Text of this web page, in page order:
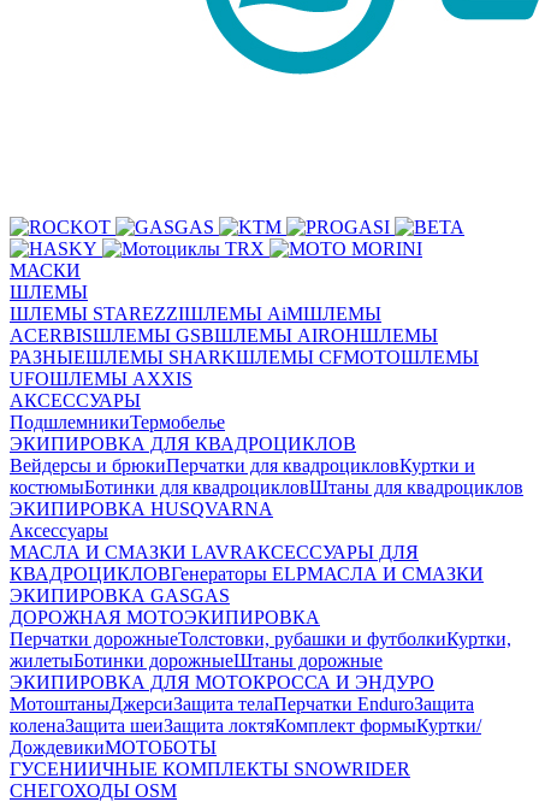
МАСКИ
ШЛЕМЫ
ШЛЕМЫ STAREZZIШЛЕМЫ AiMШЛЕМЫ
ACERBISШЛЕМЫ GSBШЛЕМЫ AIROHШЛЕМЫ
РАЗНЫЕШЛЕМЫ SHARKШЛЕМЫ CFMOTOШЛЕМЫ
UFOШЛЕМЫ AXXIS
АКСЕССУАРЫ
ПодшлемникиТермобелье
ЭКИПИРОВКА ДЛЯ КВАДРОЦИКЛОВ
Вейдерсы и брюкиПерчатки для квадроцикловКуртки и
костюмыБотинки для квадроцикловШтаны для квадроциклов
ЭКИПИРОВКА HUSQVARNA
Аксессуары
МАСЛА И СМАЗКИ LAVRАКСЕССУАРЫ ДЛЯ
КВАДРОЦИКЛОВГенераторы ELPМАСЛА И СМАЗКИ
ЭКИПИРОВКА GASGAS
ДОРОЖНАЯ МОТОЭКИПИРОВКА
Перчатки дорожныеТолстовки, рубашки и футболкиКуртки,
жилетыБотинки дорожныеШтаны дорожные
ЭКИПИРОВКА ДЛЯ МОТОКРОССА И ЭНДУРО
МотоштаныДжерсиЗащита телаПерчатки EnduroЗащита
коленаЗащита шеиЗащита локтяКомплект формыКуртки/
ДождевикиМОТОБОТЫ
ГУСЕНИИЧНЫЕ КОМПЛЕКТЫ SNOWRIDER
СНЕГОХОДЫ OSM